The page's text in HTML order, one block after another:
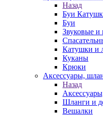
Назад
Буи
Буи
Звуковые и
Катушки и
Куканы
Крюки
Аксессуары,
Назад
Шланги и
Вешалки